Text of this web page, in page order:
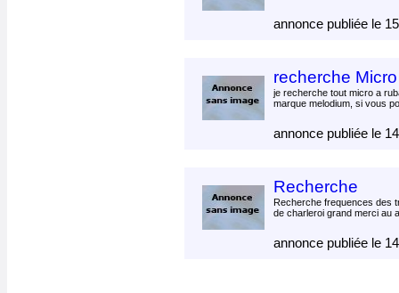
annonce publiée le
recherche
je recherche tout micro a
marque melodium, si vous
annonce publiée le
Recherche
Recherche frequences des
de charleroi grand merci au
annonce publiée le